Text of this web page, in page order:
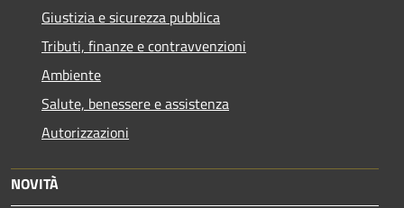
Giustizia e sicurezza pubblica
Tributi, finanze e contravvenzioni
Ambiente
Salute, benessere e assistenza
Autorizzazioni
NOVITÀ